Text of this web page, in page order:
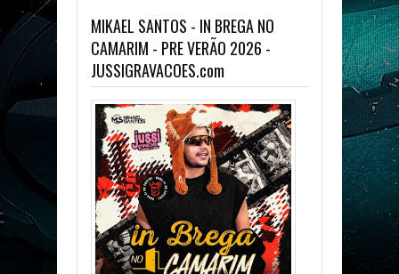
JUSSIGRAVACOES.COM
MIKAEL SANTOS - IN BREGA NO
CAMARIM - PRE VERÃO 2026 -
JUSSIGRAVACOES.com